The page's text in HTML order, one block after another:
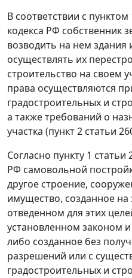
В соответствии с пунктом
кодекса РФ собственник
возводить на нем здания
осуществлять их
строительство на своем
права осуществляются
градостроительных и
а также требований о
участка (пункт 2 статьи
Согласно пункту 1 статьи
РФ самовольной
другое строение,
имущество, созданное
отведенном для этих
установленном законом
либо созданное без
разрешений или с
градостроительных и